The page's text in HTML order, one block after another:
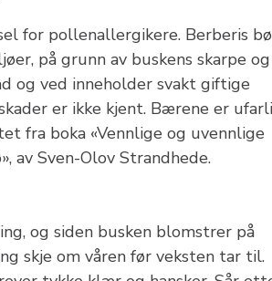
for pollenallergikere. Berberis
på grunn av buskens skarpe og
og ved inneholder svakt giftige
er ikke kjent. Bærene er
fra boka «Vennlige og uvennlige
av Sven-Olov Strandhede.
og siden busken blomstrer på
skje om våren før veksten tar til.